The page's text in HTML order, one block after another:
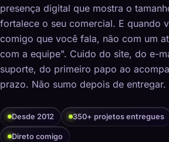
presença digital que mostra o
fortalece o seu comercial. E quando
comigo que você fala, não com um
com a equipe". Cuido do site, do e-
suporte, do primeiro papo ao
prazo. Não sumo depois de entregar.
Desde 2012 350+ projetos entregues
Direto comigo